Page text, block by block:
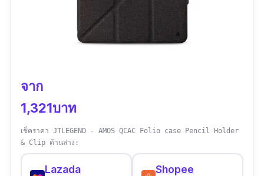
iPad Air4ปี 2020 และ iPad Ai
รีวิวจากผู้ใช้จริง: “ไม่ผิดหวังเลยเลยค่ะ จับถนัดมือ
น้ำหนักกำลังดี ตั้งได้แข็งแรง
จาก
1,321บาท
เช็คราคา JTLEGEND - AMOS QCAC Folio case Pencil Holder
& Clip ด้านล่าง:
Lazada
Shopee